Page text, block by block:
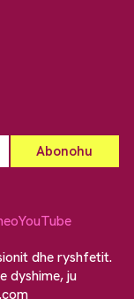
YouTube
dhe ryshfetit.
dyshime, ju